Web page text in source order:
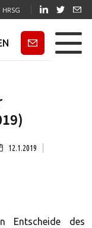
HRSG
Newsletter
12.1.2019
Entscheide des